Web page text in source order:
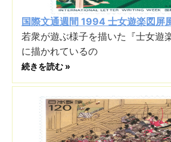
国際文通週間 1994 士女遊楽図屏
若衆が遊ぶ様子を描いた『士女遊
に描かれているの
続きを読む »